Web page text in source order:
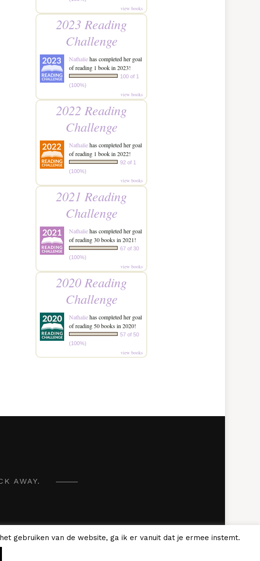
view books
2023 Reading
Challenge
Nathaliehas completed her goal
of reading 1 book in 2023!
100 of 1
(100%)
view books
2022 Reading
Challenge
Nathaliehas completed her goal
of reading 1 book in 2022!
92 of 1
(100%)
view books
2021 Reading
Challenge
Nathaliehas completed her goal
of reading 30 books in 2021!
67 of 30
(100%)
view books
2020 Reading
Challenge
Nathaliehas completed her goal
of reading 50 books in 2020!
57 of 50
(100%)
view books
AWAY.
gebruiken van de website, ga ik er vanuit dat je ermee instemt.